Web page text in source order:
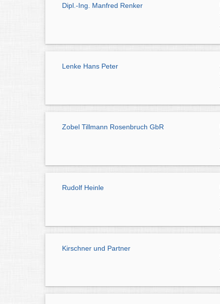
Dipl.-Ing. Manfred Renker
Lenke Hans Peter
Zobel Tillmann Rosenbruch GbR
Rudolf Heinle
Kirschner und Partner